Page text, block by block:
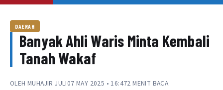
DAERAH
Banyak Ahli Waris Minta Kembali
Tanah Wakaf
OLEH MUHAJIR JULI07 MAY 2025 • 16:472 MENIT BACA